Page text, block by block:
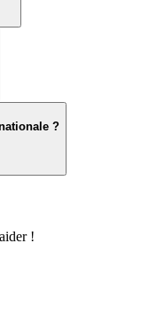
?
!